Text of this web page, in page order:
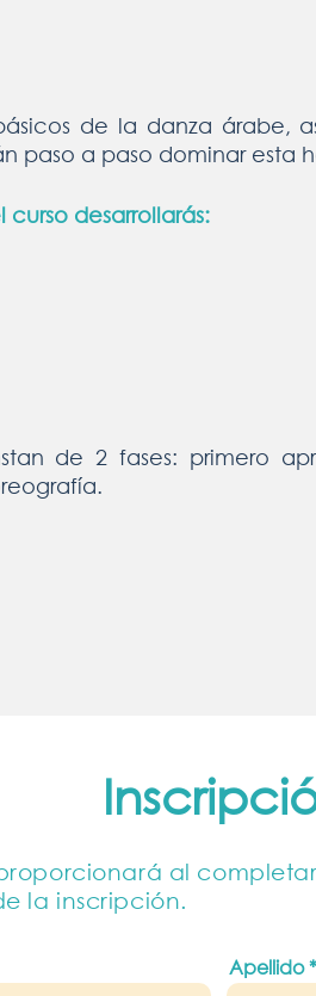
de la danza árabe,
paso a paso dominar esta
desarrollarás:
de 2 fases: primero
al
la inscripción.
Apellido